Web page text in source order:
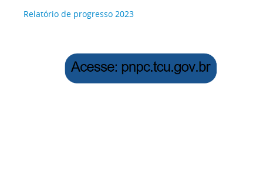
Relatório de progresso 2023